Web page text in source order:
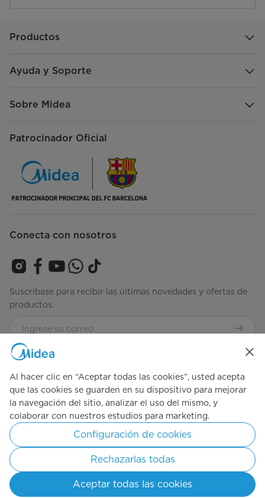
Productos
Ayuda y Soporte
Sobre Midea
Patrocinador Oficial
Conecta con nosotros
Suscríbase para recibir las últimas novedades y ofertas de
productos.
Consulta nuestros términos y condiciones
Términos-de-
Simply ideal
Copyright © 2026 Midea México. Todos los derechos reservados.
Términos y condiciones
Consentimiento de cookies
Al hacer clic en “Aceptar todas las cookies”, usted acepta
que las cookies se guarden en su dispositivo para mejorar
la navegación del sitio, analizar el uso del mismo, y
colaborar con nuestros estudios para marketing.
Configuración de cookies
Rechazarlas todas
Aceptar todas las cookies